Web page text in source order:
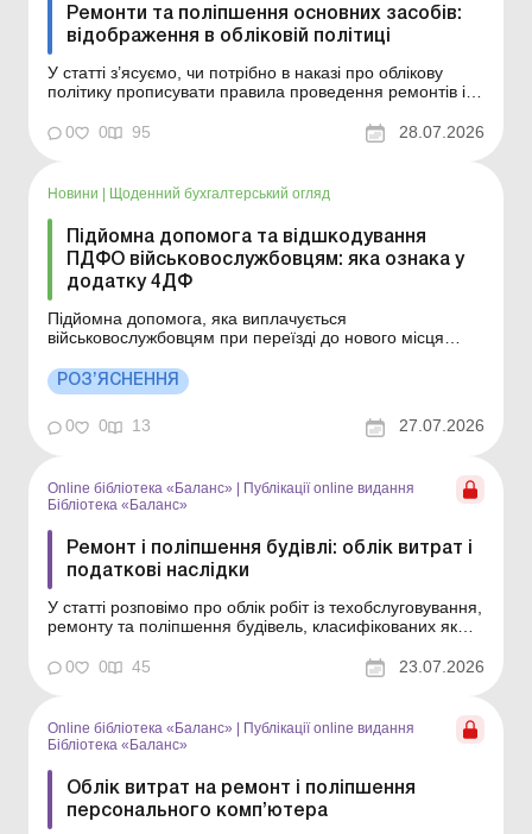
Ремонти та поліпшення основних засобів:
відображення в обліковій політиці
У статті з’ясуємо, чи потрібно в наказі про облікову
політику прописувати правила проведення ремонтів і
варіант обліку витрат на ремонт і що доцільно
передбачити в цьому документі. Основні засоби:
0 0 95 28.07.2026
Новини Щоденний бухгалтерський огляд
Підйомна допомога та відшкодування
ПДФО військовослужбовцям: яка ознака у
додатку 4ДФ
Підйомна допомога, яка виплачується
військовослужбовцям при переїзді до нового місця
відображається у додатку 4ДФ до Розрахунку за
ознакою доходу «185». При цьому, виплати щомісячної
грошової компенсації сум ПДФО, що утримуються з
таких виплат, ...
РОЗ’ЯСНЕННЯ
0 0 13 27.07.2026
Online бібліотека «Баланс» | Публікації online видання
Бібліотека «Баланс»
Ремонт і поліпшення будівлі: облік витрат і
податкові наслідки
У статті розповімо про облік робіт із техобслуговування,
ремонту та поліпшення будівель, класифікованих як
об’єкти інвестиційної нерухомості. Бібліотека Баланс №
14 «Основні засоби: ремонти, модернізація,
0 0 45 23.07.2026
Online бібліотека «Баланс» | Публікації online видання
Бібліотека «Баланс»
Облік витрат на ремонт і поліпшення
персонального комп’ютера